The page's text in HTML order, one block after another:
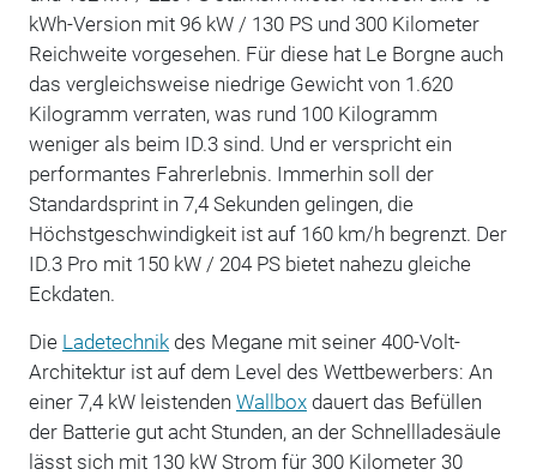
kWh-Version mit 96 kW / 130 PS und 300 Kilometer
Reichweite vorgesehen. Für diese hat Le Borgne auch
das vergleichsweise niedrige Gewicht von 1.620
Kilogramm verraten, was rund 100 Kilogramm
weniger als beim ID.3 sind. Und er verspricht ein
performantes Fahrerlebnis. Immerhin soll der
Standardsprint in 7,4 Sekunden gelingen, die
Höchstgeschwindigkeit ist auf 160 km/h begrenzt. Der
ID.3 Pro mit 150 kW / 204 PS bietet nahezu gleiche
Eckdaten.
Die Ladetechnikdes Megane mit seiner 400-Volt-
Architektur ist auf dem Level des Wettbewerbers: An
einer 7,4 kW leistenden Wallboxdauert das Befüllen
der Batterie gut acht Stunden, an der Schnellladesäule
lässt sich mit 130 kW Strom für 300 Kilometer 30